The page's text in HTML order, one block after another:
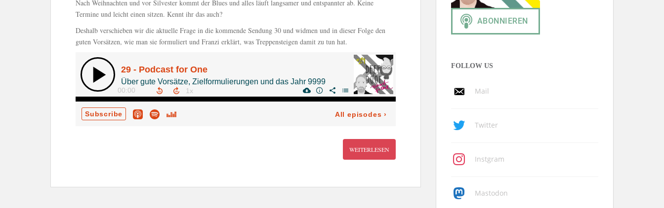
Nach Weihnachten und vor Silvester kommt der Blues und alles läuft langsamer und entspannter ab. Keine
Termine und leicht einen sitzen. Kennt ihr das auch?
Deshalb verschieben wir die aktuelle Frage in die kommende Sendung 30 und widmen und in dieser Folge den
guten Vorsätzen, wie man sie formuliert und Franzi erklärt, was Treppensteigen damit zu tun hat.
WEITERLESEN
FOLLOW US
Mail
Twitter
Instgram
Mastodon